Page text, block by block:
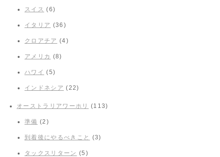
スイス (6)
イタリア (36)
クロアチア (4)
アメリカ (8)
ハワイ (5)
インドネシア (22)
オーストラリアワーホリ (113)
準備 (2)
到着後にやるべきこと (3)
タックスリターン (5)